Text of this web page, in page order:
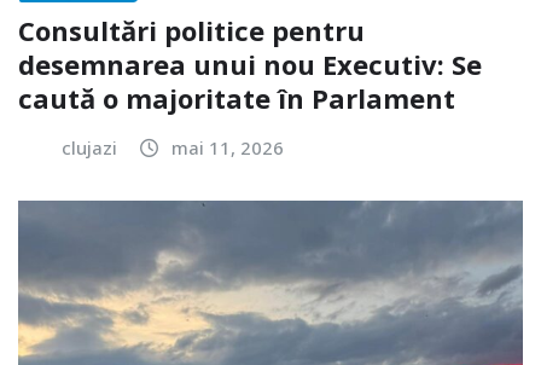
Consultări politice pentru
desemnarea unui nou Executiv: Se
caută o majoritate în Parlament
clujazi mai 11, 2026